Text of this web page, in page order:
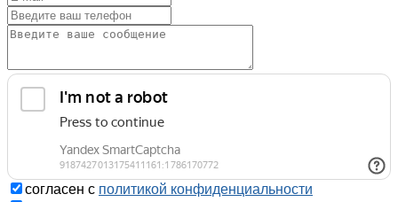
согласен с политикой конфиденциальности